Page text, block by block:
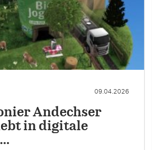
09.04.2026
Andechser
in digitale